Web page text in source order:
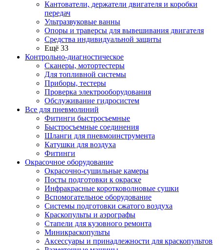
Кантователи, держатели двигателя и коробки
передач
Ультразвуковые ванны
Опоры и траверсы для вывешивания двигателя
Средства индивидуальной защиты
Ещё 33
Контрольно-диагностическое
Сканеры, мотортестеры
Для топливной системы
Приборы, тестеры
Проверка электрооборудования
Обслуживание гидросистем
Все для пневмолиний
Фитинги быстросъемные
Быстросъемные соединения
Шланги для пневмоинструмента
Катушки для воздуха
Фитинги
Окрасочное оборудование
Окрасочно-сушильные камеры
Посты подготовки к окраске
Инфракрасные коротковолновые сушки
Вспомогательное оборудование
Системы подготовки сжатого воздуха
Краскопульты и аэрографы
Стапели для кузовного ремонта
Миникраскопульты
Аксессуары и принадлежности для краскопультов